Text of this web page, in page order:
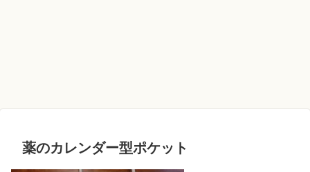
薬のカレンダー型ポケット